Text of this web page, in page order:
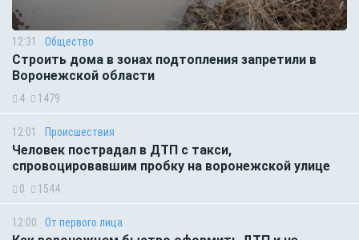
12:31 Общество
Строить дома в зонах подтопления запретили в
Воронежской области
4 1479
12:01 Происшествия
Человек пострадал в ДТП с такси,
спровоцировавшим пробку на воронежской улице
0 1544
12:00 От первого лица